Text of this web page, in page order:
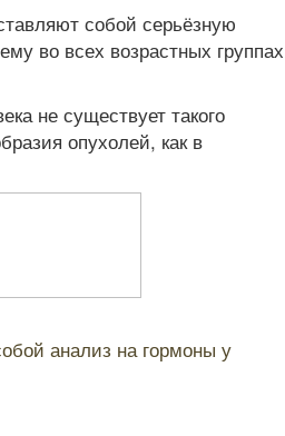
собой серьёзную
во всех возрастных группах
не существует такого
опухолей, как в
анализ на гормоны у